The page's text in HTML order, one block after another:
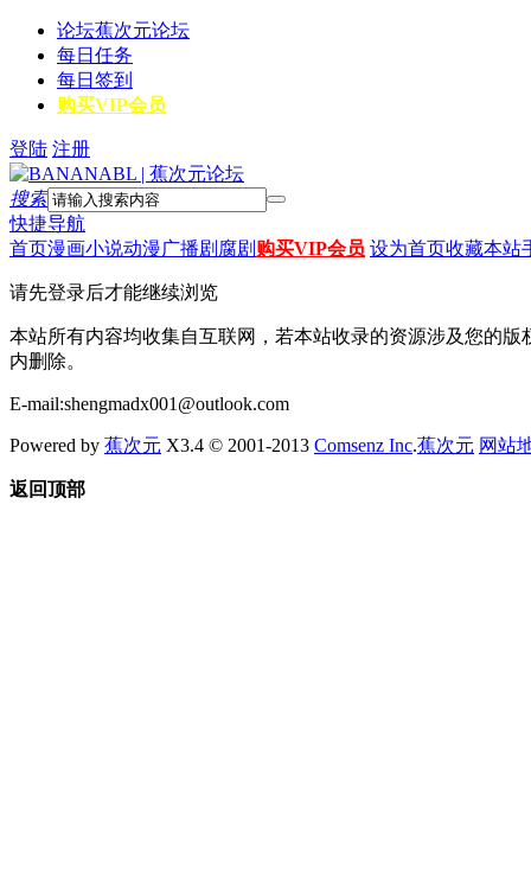
论坛蕉次元论坛
每日任务
每日签到
购买VIP会员
登陆 注册
搜索
快捷导航
首页漫画小说动漫广播剧 腐剧 购买VIP会员 设为首页收藏本站
请先登录后才能继续浏览
本站所有内容均收集自互联网，若本站收录的资源涉及您的
内删除。
E-mail:shengmadx001@outlook.com
Powered by 蕉次元 X3.4 © 2001-2013 Comsenz Inc.蕉次元 网站
返回顶部